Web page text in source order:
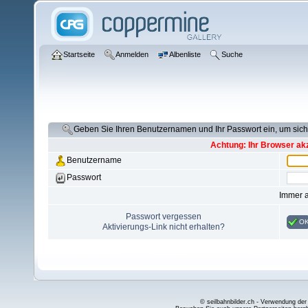
Startseite Anmelden Albenliste Suche
Geben Sie Ihren Benutzernamen und Ihr Passwort ein, um
Achtung: Ihr Browser
Benutzername
Passwort
Immer
Passwort vergessen
Aktivierungs-Link nicht erhalten?
© seilbahnbilder.ch - Verwendung